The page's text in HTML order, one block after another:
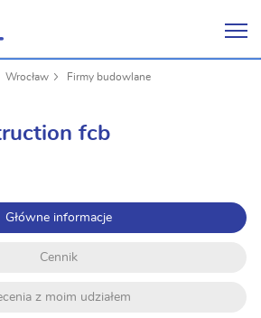
Wrocław Firmy budowlane
fcb
Główne informacje
Cennik
z moim udziałem